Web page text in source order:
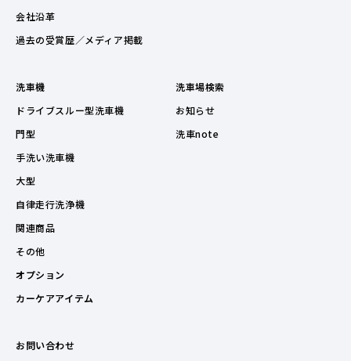
会社沿革
過去の受賞歴／メディア掲載
洗車機
ドライブスルー型洗車機
門型
手洗い洗車機
大型
自律走行洗浄機
関連商品
その他
オプション
カーケアアイテム
洗車場検索
お知らせ
洗車note
お問い合わせ